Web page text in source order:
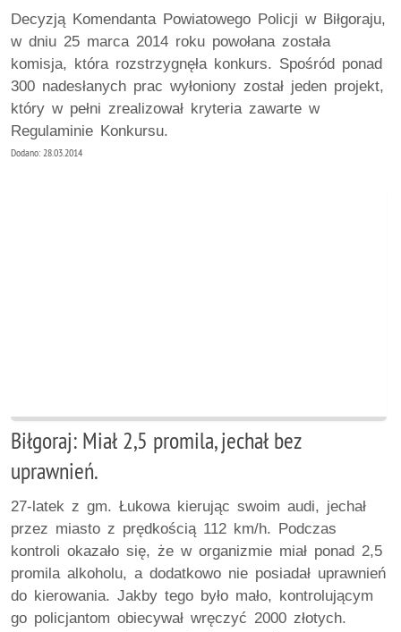
Decyzją Komendanta Powiatowego Policji w Biłgoraju,
w dniu 25 marca 2014 roku powołana została
komisja, która rozstrzygnęła konkurs. Spośród ponad
300 nadesłanych prac wyłoniony został jeden projekt,
który w pełni zrealizował kryteria zawarte w
Regulaminie Konkursu.
Dodano: 28.03.2014
Biłgoraj: Miał 2,5 promila, jechał bez
uprawnień.
27-latek z gm. Łukowa kierując swoim audi, jechał
przez miasto z prędkością 112 km/h. Podczas
kontroli okazało się, że w organizmie miał ponad 2,5
promila alkoholu, a dodatkowo nie posiadał uprawnień
do kierowania. Jakby tego było mało, kontrolującym
go policjantom obiecywał wręczyć 2000 złotych.